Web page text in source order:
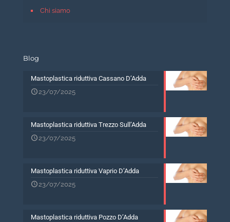
Chi siamo
Blog
Mastoplastica riduttiva Cassano D’Adda
23/07/2025
Mastoplastica riduttiva Trezzo Sull’Adda
23/07/2025
Mastoplastica riduttiva Vaprio D’Adda
23/07/2025
Mastoplastica riduttiva Pozzo D’Adda